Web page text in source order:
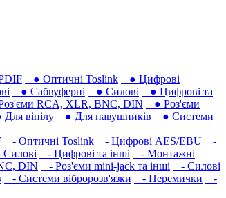
● Оптичні Toslink
● Цифрові
● Сабвуферні ● Силові
● Цифрові та
RCA, XLR, BNC, DIN
● Роз'єми
вінілу ● Для навушників‎
● Системи
- Оптичні Toslink - Цифрові AES/EBU
-
- Цифрові та інші
- Монтажні
DIN - Роз'єми mini-jack та інші
- Силові
- Системи вібророзв'язки - Перемички
-